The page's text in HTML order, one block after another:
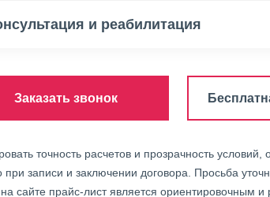
и реабилитация
Заказать звонок
точность расчетов и прозрачность
при записи и заключении договора. Просьба
сайте прайс-лист является ориентировочным и